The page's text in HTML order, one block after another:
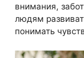
внимания,
людям
понимать